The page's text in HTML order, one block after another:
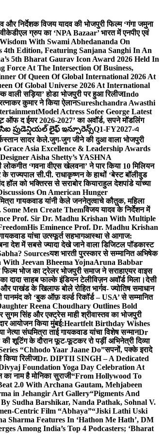
और निर्देशक विजय यादव की भोजपुरी फिल्म ‘गंगा जमुना
वीकेडीएल ग्रुप का ‘NPA Bazaar’ भारत में एनपीए एवं
With Swami Abhedananda On
Edition, Featuring Sanjana Sanghi In An
5th Bharat Gaurav Icon Award 2026 Held In
Force At The Intersection Of Business,
Of Queen Of Global International 2026 At
Of Global Universe 2026 At International
वाली सड़िया’ होडा भोजपुरी पर हुआ रिलीजIndo
कुमार ने किया ऐलानSureshchandra Awasthi
Model Actress Sofee George Latest
ऑफ द ईयर 2026-2027’ का अवॉर्ड, सपने मॉडलिंग
ప్రుడెన్షియల్ లైఫ్ ఇన్సూరెన్స్Q1-FY2027-এ
सादर केले.जुग-जुग जीने की दुआ वाला भोजपुरी
Grace Asia Excellence & Leadership Awards
Aisha Shetty’s YASHNA
लोकगीत ‘गवना वीएस खेलवना’ ने पार किया 10 मिलियन
सी.पी. राधाकृष्णन के हाथों ‘बेस्ट बॉलीवुड
हॉल को भक्तिरस से सराबोर कियाराहुल देशपांडे यांच्या
On American Hunger
गायकवाड यांनी केले जननेतृत्वाचे कौतुक, महिला
Men Create Themविजय यादव के निर्देशन में
Prof. Sir Dr. Madhu Krishan With Multiple
His Eminence Prof. Dr. Madhu Krishan
यांचा उत्स्फूर्त सहभागआस्था से आगाज:
देश में सबसे ज्यादा देखे जाने वाला डिजिटल पॉडकास्ट
Sourcesयश भारती पुरस्कार से सम्मानित अभिषेक
Jeevan Bheema YojnaAruna Babbar
फिल्म भोज का ट्रेलर भोजपुरी समाज ने सराहाएयर वाइस
दादा साहब फाल्के इंडियन टेलीविज़न अवॉर्ड मिला।देसी
पाखंड के खिलाफ बोले रोहित भार्गव- ज्योतिष समाधान
को ‘बुक ऑफ़ वर्ल्ड रिकॉर्ड – USA’ से सम्मानित
Reena Choudhary Outlines Bold
सुगम सिंह और एक्ट्रेस माही श्रीवास्तव का भोजपुरी
आयोजन किया मुंबई:Heartfelt Birthday Wishes
नेत्या संघमित्रा ताई गायकवाड यांचा विशेष सन्मानDr
की शूटिंग के दौरान फूट-फूटकर रो पड़ीं अभिनेत्री दिव्या
“Chhodo Yaar Jaane Do”सपनों, पक्के इरादे
किया रिलीजDr. DIPTII SINGH – A Dedicated
Foundation Yoga Day Celebration At
नाम है मोनिका सुराजी“From Hollywood To
2.0 With Archana Gautam, Mehjabeen
in Jehangir Art Gallery“Pigments And
Sudha Barshikar, Nanda Pathak, Sohnal V.
Centric Film “Abhaya”“Jiski Lathi Uski
Sharma Features In ‘Hathon Me Hath’, DM
Among India’s Top 4 Podcasters; ‘Bharat